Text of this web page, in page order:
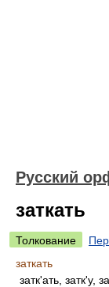
Русский
заткать
Толкование
заткать
затк'ать, затк'у,